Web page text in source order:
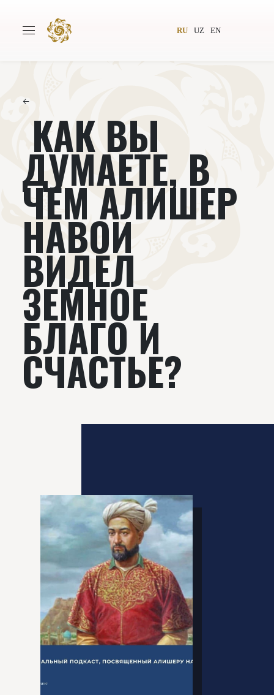
RU UZ EN
Авторы
Издательство
Проекты Подкасты
Книги Видеолекторий
←
КАК ВЫ
ДУМАЕТЕ, В
ЧЕМ АЛИШЕР
НАВОИ
ВИДЕЛ
ЗЕМНОЕ
БЛАГО И
СЧАСТЬЕ?